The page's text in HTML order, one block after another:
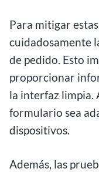
Para mitigar
cuidadosamente
de pedido. Esto
proporcionar
la interfaz limpia.
formulario sea
dispositivos.
Además, las